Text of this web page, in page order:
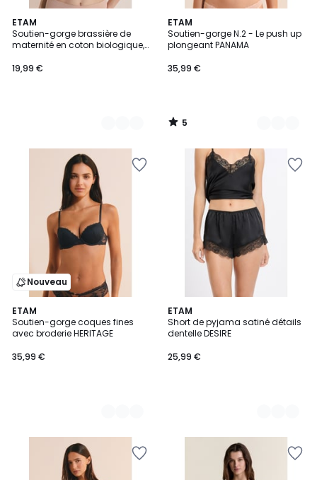
ETAM
Soutien-gorge brassière de
maternité en coton biologique,
BABY
19,99 €
3
Couleurs
ETAM
Soutien-gorge N.2 - Le push up
plongeant PANAMA
35,99 €
5
/
5
7
Couleurs
5
/
Nouveau
ETAM
Soutien-gorge coques fines
avec broderie HERITAGE
35,99 €
5
Couleurs
ETAM
Short de pyjama satiné détails
dentelle DESIRE
25,99 €
8
Couleurs